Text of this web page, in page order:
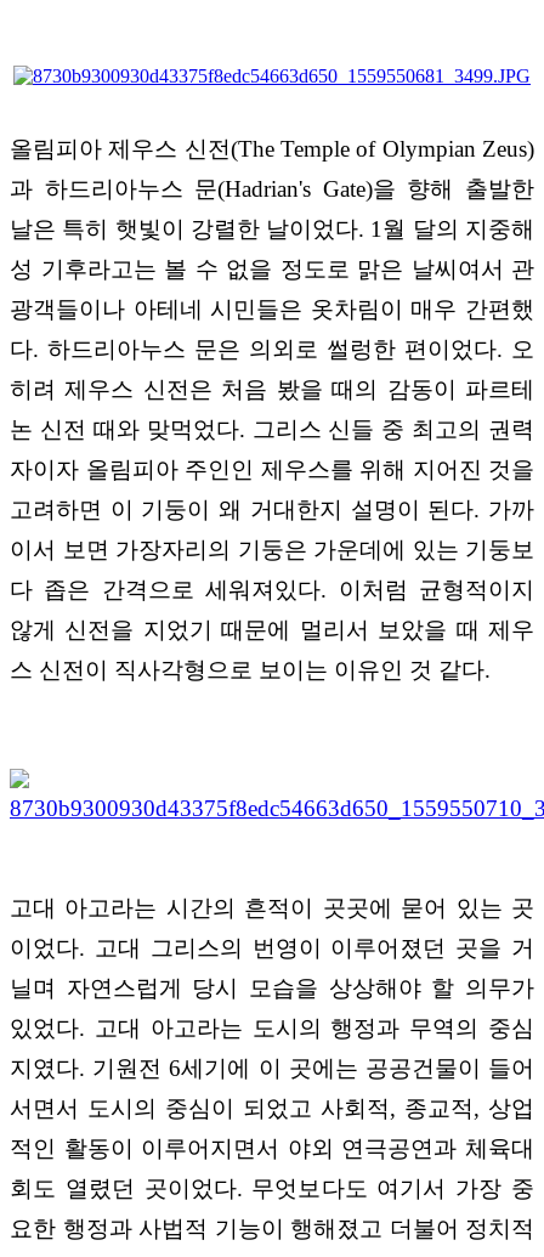
올림피아 제우스 신전(The Temple of Olympian Zeus)
과 하드리아누스 문(Hadrian's Gate)을 향해 출발한
날은 특히 햇빛이 강렬한 날이었다. 1월 달의 지중해
성 기후라고는 볼 수 없을 정도로 맑은 날씨여서 관
광객들이나 아테네 시민들은 옷차림이 매우 간편했
다. 하드리아누스 문은 의외로 썰렁한 편이었다. 오
히려 제우스 신전은 처음 봤을 때의 감동이 파르테
논 신전 때와 맞먹었다. 그리스 신들 중 최고의 권력
자이자 올림피아 주인인 제우스를 위해 지어진 것을
고려하면 이 기둥이 왜 거대한지 설명이 된다. 가까
이서 보면 가장자리의 기둥은 가운데에 있는 기둥보
다 좁은 간격으로 세워져있다. 이처럼 균형적이지
않게 신전을 지었기 때문에 멀리서 보았을 때 제우
스 신전이 직사각형으로 보이는 이유인 것 같다.
고대 아고라는 시간의 흔적이 곳곳에 묻어 있는 곳
이었다. 고대 그리스의 번영이 이루어졌던 곳을 거
닐며 자연스럽게 당시 모습을 상상해야 할 의무가
있었다. 고대 아고라는 도시의 행정과 무역의 중심
지였다. 기원전 6세기에 이 곳에는 공공건물이 들어
서면서 도시의 중심이 되었고 사회적, 종교적, 상업
적인 활동이 이루어지면서 야외 연극공연과 체육대
회도 열렸던 곳이었다. 무엇보다도 여기서 가장 중
요한 행정과 사법적 기능이 행해졌고 더불어 정치적